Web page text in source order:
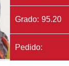
Grado: 95.20
Pedido: